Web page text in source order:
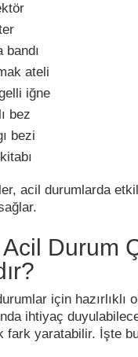
ateli
iğne
bez
bezi
acil durumlarda
Durum
için hazırlıklı
ihtiyaç
fark yaratabilir. İşte